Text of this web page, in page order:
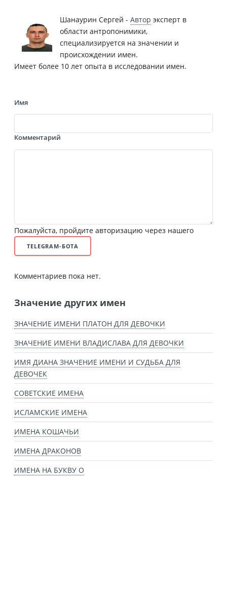
Шанаурин Сергей - Автор эксперт в
области антропонимики,
специализируется на значении и
происхождении имен.
Имеет более 10 лет опыта в исследовании имен.
Имя
Комментарий
Пожалуйста, пройдите авторизацию через нашего
TELEGRAM-БОТА
Комментариев пока нет.
Значение других имен
ЗНАЧЕНИЕ ИМЕНИ ПЛАТОН ДЛЯ ДЕВОЧКИ
ЗНАЧЕНИЕ ИМЕНИ ВЛАДИСЛАВА ДЛЯ ДЕВОЧКИ
ИМЯ ДИАНА ЗНАЧЕНИЕ ИМЕНИ И СУДЬБА ДЛЯ
ДЕВОЧЕК
СОВЕТСКИЕ ИМЕНА
ИСЛАМСКИЕ ИМЕНА
ИМЕНА КОШАЧЬИ
ИМЕНА ДРАКОНОВ
ИМЕНА НА БУКВУ О